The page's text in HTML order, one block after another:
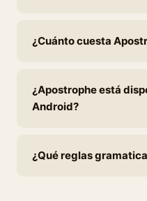
¿Cuánto cuesta
¿Apostrophe está
Android?
¿Qué reglas